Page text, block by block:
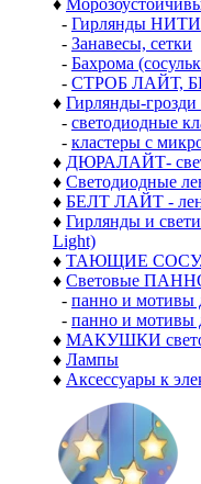
♦
- Гирлянды НИТИ
- Занавесы, сетки
- Бахрома
- СТРОБ ЛАЙТ,
♦ Гирлянды-
- светодиодные
- кластеры с
♦ ДЮРАЛАЙТ-
♦ Светодиодные
♦ БЕЛТ ЛАЙТ -
♦ Гирлянды и
Light)
♦ ТАЮЩИЕ
♦ Световые
- панно и мотивы
- панно и мотивы
♦ МАКУШКИ
♦ Лампы
♦ Аксессуары к